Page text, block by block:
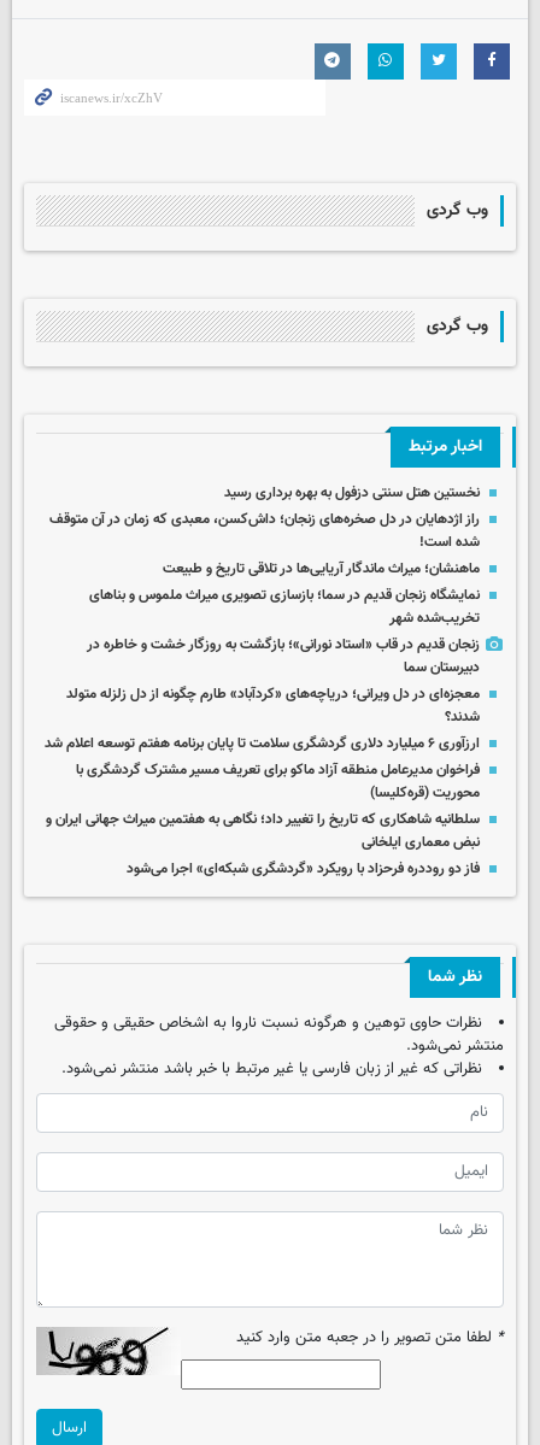
وب گردی
وب گردی
اخبار مرتبط
نخستین هتل سنتی دزفول به بهره برداری رسید
راز اژدهایان در دل صخره‌های زنجان؛ داش‌کسن، معبدی که زمان در آن متوقف
شده است!
ماهنشان؛ میراث ماندگار آریایی‌ها در تلاقی تاریخ و طبیعت
نمایشگاه زنجان قدیم در سما؛ بازسازی تصویری میراث ملموس و بناهای
تخریب‌شده شهر
زنجان قدیم در قاب «استاد نورانی»؛ بازگشت به روزگار خشت و خاطره در
دبیرستان سما
معجزه‌ای در دل ویرانی؛ دریاچه‌های «کردآباد» طارم چگونه از دل زلزله متولد
شدند؟
ارزآوری ۶ میلیارد دلاری گردشگری سلامت تا پایان برنامه هفتم توسعه اعلام شد
فراخوان مدیرعامل منطقه آزاد ماکو برای تعریف مسیر مشترک گردشگری با
محوریت (قره‌کلیسا)
سلطانیه شاهکاری که تاریخ را تغییر داد؛ نگاهی به هفتمین میراث جهانی ایران و
نبض معماری ایلخانی
فاز دو روددره فرحزاد با رویکرد «گردشگری شبکه‌ای» اجرا می‌شود
نظر شما
نظرات حاوی توهین و هرگونه نسبت ناروا به اشخاص حقیقی و حقوقی
منتشر نمی‌شود.
نظراتی که غیر از زبان فارسی یا غیر مرتبط با خبر باشد منتشر نمی‌شود.
* لطفا متن تصویر را در جعبه متن وارد کنید
ارسال